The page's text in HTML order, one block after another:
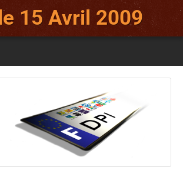
15 Avril 2009